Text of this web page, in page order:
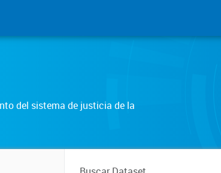
del sistema de justicia de la